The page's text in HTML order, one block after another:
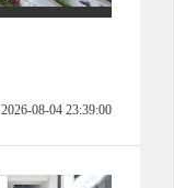
2026-08-04 23:39:00